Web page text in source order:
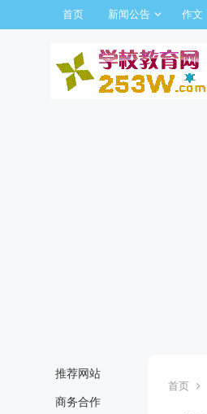
首页 新闻公告 作文
推荐网站
商务合作
首页